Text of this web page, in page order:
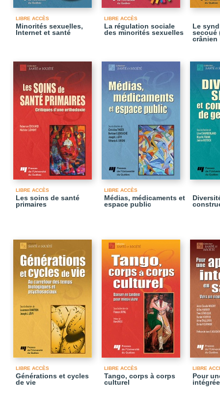
LIBRE ACCÈS
Minorités sexuelles,
Internet et santé
LIBRE ACCÈS
La régulation sociale
des minorités sexuelles
Le
secoué
crânien
LIBRE ACCÈS
Les soins de santé
primaires
LIBRE ACCÈS
Médias, médicaments et
espace public
LIBRE ACCÈS
Générations et cycles
de vie
LIBRE ACCÈS
Tango, corps à corps
culturel
LIBRE
Pour